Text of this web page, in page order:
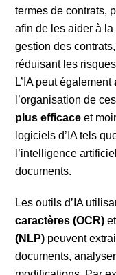
termes de contrats,
afin de les aider à
gestion des
réduisant les risques
L’IA peut également
l’organisation de
plus efficace et
logiciels d’IA tels
l’intelligence
documents.
Les outils d’IA
caractères (OCR)
(NLP) peuvent
documents,